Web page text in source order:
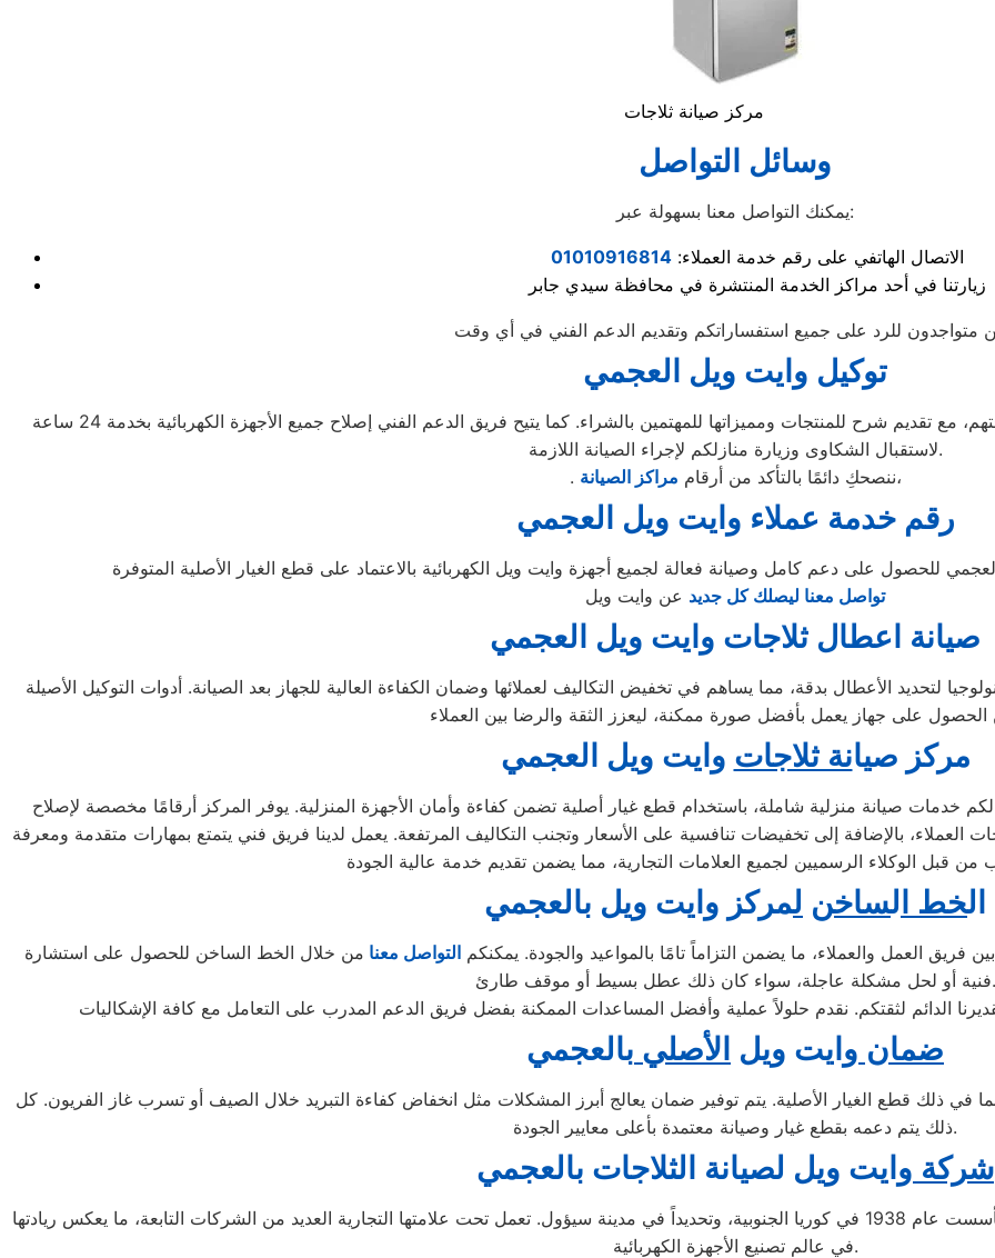
مركز صيانة ثلاجات
وسائل التواصل
يمكنك التواصل معنا بسهولة عبر:
الاتصال الهاتفي على رقم خدمة العملاء: 01010916814
زيارتنا في أحد مراكز الخدمة المنتشرة في محافظة سيدي جابر
توكيل وايت ويل العجمي
يوجد فريق محترف يوفر الدعم للعملاء ويحرص دائمًا على راحتهم، مع تقديم شرح للمنتجات ومميزاتها للمهتمين بالشراء. كما يتيح فريق الدعم الفني إصلاح جميع الأجهزة الكهربائية بخدمة 24 ساعة
لاستقبال الشكاوى وزيارة منازلكم لإجراء الصيانة اللازمة.
. ننصحكِ دائمًا بالتأكد من أرقام مراكز الصيانة ،
رقم خدمة عملاء وايت ويل العجمي
تواصل معنا ليصلك كل جديد عن وايت ويل
صيانة اعطال ثلاجات وايت ويل العجمي
لتحديد الأعطال بدقة، مما يساهم في تخفيض التكاليف لعملائها وضمان الكفاءة العالية للجهاز بعد الصيانة. أدوات التوكيل الأصيلة
مركز صيانة ثلاجات وايت ويل العجمي
خدمات صيانة منزلية شاملة، باستخدام قطع غيار أصلية تضمن كفاءة وأمان الأجهزة المنزلية. يوفر المركز أرقامًا مخصصة لإصلاح
العملاء، بالإضافة إلى تخفيضات تنافسية على الأسعار وتجنب التكاليف المرتفعة. يعمل لدينا فريق فني يتمتع بمهارات متقدمة ومعرفة
الخط ا لساخن لمركز وايت ويل بالعجمي
العمل والعملاء، ما يضمن التزاماً تامًا بالمواعيد والجودة. يمكنكم التواصل معنا من خلال الخط الساخن للحصول على استشارة
فنية أو لحل مشكلة عاجلة، سواء كان ذلك عطل بسيط أو موقف طارئ.
ضمان وايت ويل الأصلي بالعجمي
في ذلك قطع الغيار الأصلية. يتم توفير ضمان يعالج أبرز المشكلات مثل انخفاض كفاءة التبريد خلال الصيف أو تسرب غاز الفريون. كل
ذلك يتم دعمه بقطع غيار وصيانة معتمدة بأعلى معايير الجودة.
شركة وايت ويل لصيانة الثلاجات بالعجمي
تُعد شركة وايت ويل إحدى الشركات الرائدة متعددة الجنسيات، تأسست عام 1938 في كوريا الجنوبية، وتحديداً في مدينة سيؤول. تعمل تحت علامتها التجارية العديد من الشركات التابعة، ما يعكس ريادتها
في عالم تصنيع الأجهزة الكهربائية.